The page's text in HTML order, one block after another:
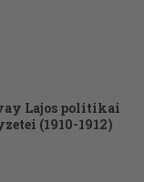
Lajos politikai
(1910-1912)